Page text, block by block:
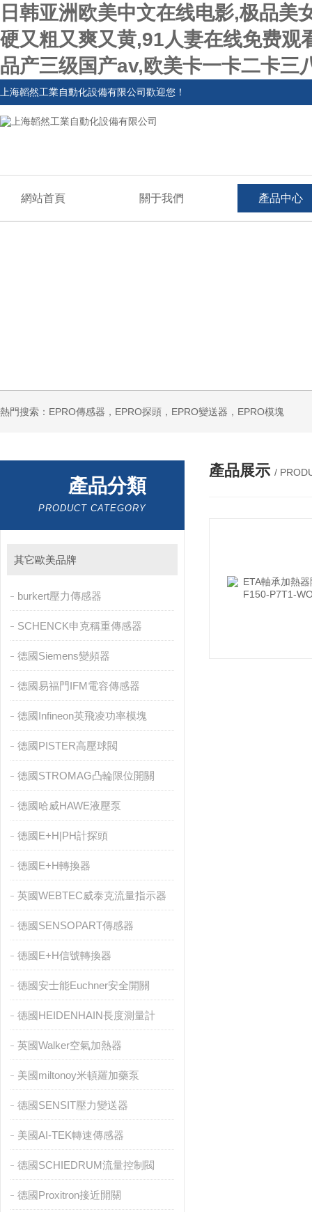
日韩亚洲欧美中文在线电影,极品
硬又粗又爽又黄,91人妻在线免费观
品产三级国产av,欧美卡一卡二卡三
上海韜然工業自動化設備有限公司歡迎您！
網站首頁 關于我們 產品中心
熱門搜索：EPRO傳感器，EPRO探頭，EPRO變送器，EPRO模塊
產品分類
PRODUCT CATEGORY
其它歐美品牌
burkert壓力傳感器
SCHENCK申克稱重傳感器
德國Siemens變頻器
德國易福門IFM電容傳感器
德國Infineon英飛凌功率模塊
德國PISTER高壓球閥
德國STROMAG凸輪限位開關
德國哈威HAWE液壓泵
德國E+H|PH計探頭
德國E+H轉換器
英國WEBTEC威泰克流量指示器
德國SENSOPART傳感器
德國E+H信號轉換器
德國安士能Euchner安全開關
德國HEIDENHAIN長度測量計
英國Walker空氣加熱器
美國miltonoy米頓羅加藥泵
德國SENSIT壓力變送器
美國AI-TEK轉速傳感器
德國SCHIEDRUM流量控制閥
德國Proxitron接近開關
產品展示 /